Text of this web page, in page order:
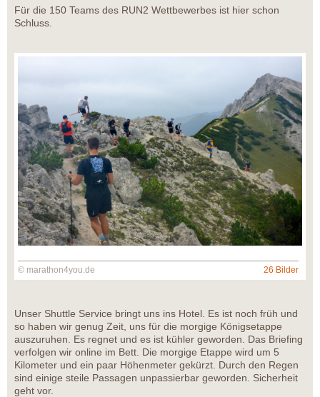
Für die 150 Teams des RUN2 Wettbewerbes ist hier schon
Schluss.
© marathon4you.de 26 Bilder
Unser Shuttle Service bringt uns ins Hotel. Es ist noch früh und
so haben wir genug Zeit, uns für die morgige Königsetappe
auszuruhen. Es regnet und es ist kühler geworden. Das Briefing
verfolgen wir online im Bett. Die morgige Etappe wird um 5
Kilometer und ein paar Höhenmeter gekürzt. Durch den Regen
sind einige steile Passagen unpassierbar geworden. Sicherheit
geht vor.